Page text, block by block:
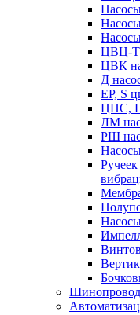
ЦВЦ-Т
ЦВК
Д
EP, S
ЦНС,
ЛМ
РШ
Шинопровод